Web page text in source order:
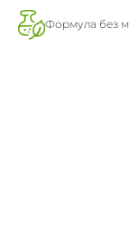
Формула без